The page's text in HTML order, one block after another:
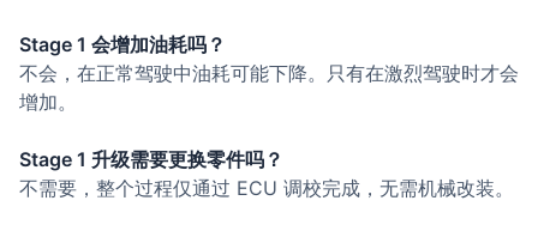
Stage 1 会增加油耗吗？
不会，在正常驾驶中油耗可能下降。只有在激烈驾驶时才会
增加。
Stage 1 升级需要更换零件吗？
不需要，整个过程仅通过 ECU 调校完成，无需机械改装。